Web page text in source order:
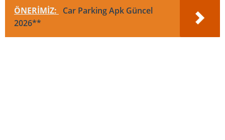
ÖNERİMİZ:
Car Parking Apk Güncel
2026**